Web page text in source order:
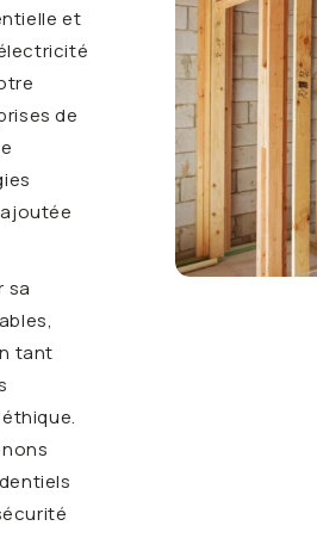
et
de
sa
tant